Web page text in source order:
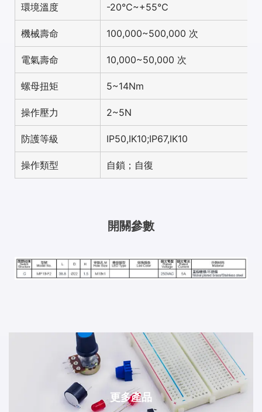
環境溫度 -20℃~+55℃
機械壽命 100,000~500,000 次
電氣壽命 10,000~50,000 次
螺母扭矩 5~14Nm
操作壓力 2~5N
防護等級 IP50,IK10;IP67,IK10
操作類型 自鎖；自復
開關參數
更多產品